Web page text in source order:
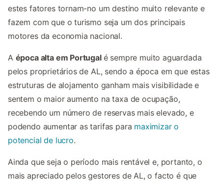
estes fatores tornam-no um destino muito relevante e
fazem com que o turismo seja um dos principais
motores da economia nacional.
A época alta em Portugal é sempre muito aguardada
pelos proprietários de AL, sendo a época em que estas
estruturas de alojamento ganham mais visibilidade e
sentem o maior aumento na taxa de ocupação,
recebendo um número de reservas mais elevado, e
podendo aumentar as tarifas para maximizar o
potencial de lucro.
Ainda que seja o período mais rentável e, portanto, o
mais apreciado pelos gestores de AL, o facto é que